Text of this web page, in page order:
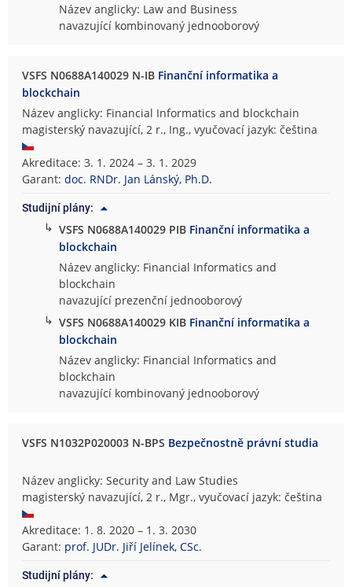
Název anglicky: Law and Business
navazující kombinovaný jednooborový
VSFS N0688A140029 N-IB Finanční informatika a
blockchain
Název anglicky: Financial Informatics and blockchain
magisterský navazující, 2 r., Ing., vyučovací jazyk: čeština
Akreditace: 3. 1. 2024 – 3. 1. 2029
Garant:doc. RNDr. Jan Lánský, Ph.D.
Studijní plány:
↳ VSFS N0688A140029 PIB Finanční informatika a
blockchain
Název anglicky: Financial Informatics and
blockchain
navazující prezenční jednooborový
↳ VSFS N0688A140029 KIB Finanční informatika a
blockchain
Název anglicky: Financial Informatics and
blockchain
navazující kombinovaný jednooborový
VSFS N1032P020003 N-BPS Bezpečnostně právní studia
Název anglicky: Security and Law Studies
magisterský navazující, 2 r., Mgr., vyučovací jazyk: čeština
Akreditace: 1. 8. 2020 – 1. 3. 2030
Garant: prof. JUDr. Jiří Jelínek, CSc.
Studijní plány: